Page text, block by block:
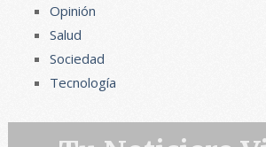
Opinión
Salud
Sociedad
Tecnología